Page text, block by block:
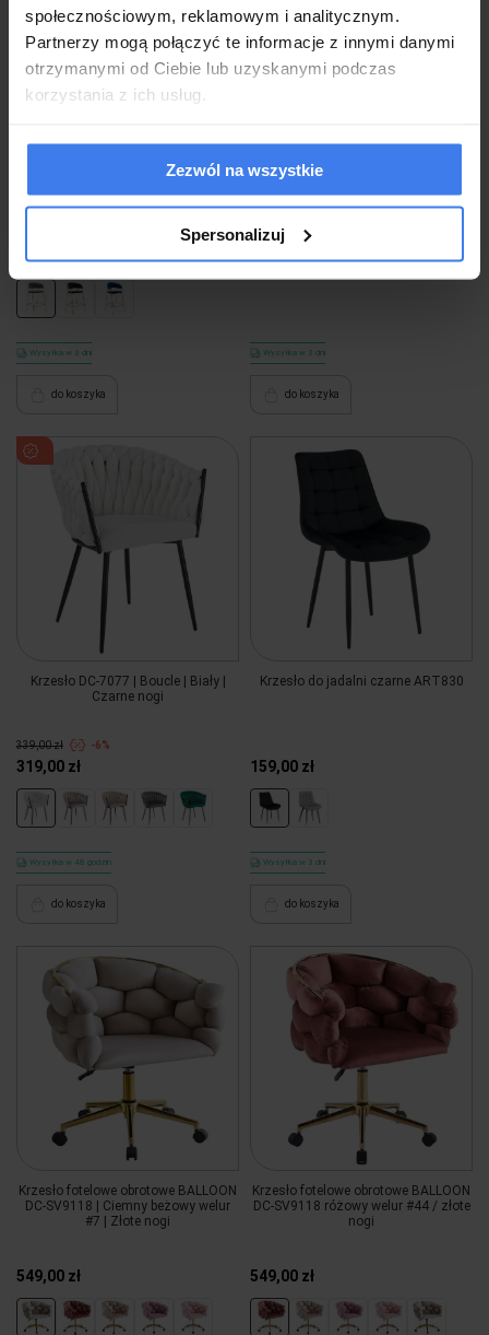
społecznościowym, reklamowym i analitycznym.
Partnerzy mogą połączyć te informacje z innymi danymi
otrzymanymi od Ciebie lub uzyskanymi podczas
korzystania z ich usług.
Zezwól na wszystkie
Spersonalizuj
Hoker Glamour szary BC-01 MARLO /
779,00 zł
Wysyłka w 3 dni
do koszyka
Hoker muszelka Glamour BC-14
779,00 zł
499,00 zł
Wysyłka w 3 dni
do koszyka
Krzesło DC-7077 | Boucle | Biały |
Czarne nogi
339,00 zł -6%
319,00 zł
Wysyłka w 48 godzin
do koszyka
Krzesło do jadalni czarne ART830
159,00 zł
Wysyłka w 3 dni
do koszyka
Krzesło fotelowe obrotowe BALLOON
DC-SV9118 | Ciemny beżowy welur
#7 | Złote nogi
549,00 zł
Krzesło fotelowe obrotowe BALLOON
DC-SV9118 różowy welur #44 / złote
nogi
549,00 zł